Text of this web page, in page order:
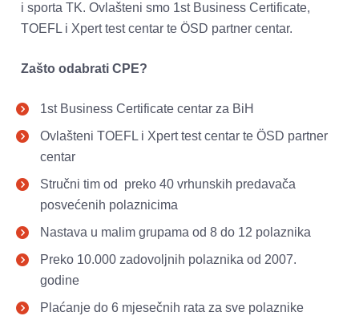
i sporta TK. Ovlašteni smo 1st Business Certificate,
TOEFL i Xpert test centar te ÖSD partner centar.
Zašto odabrati CPE?
1st Business Certificate centar za BiH
Ovlašteni TOEFL i Xpert test centar te ÖSD partner
centar
Stručni tim od  preko 40 vrhunskih predavača
posvećenih polaznicima
Nastava u malim grupama od 8 do 12 polaznika
Preko 10.000 zadovoljnih polaznika od 2007.
godine
Plaćanje do 6 mjesečnih rata za sve polaznike